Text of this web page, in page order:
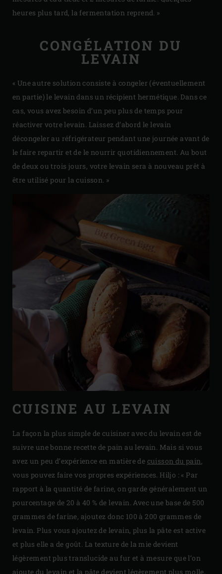
heures plus tard, la fermentation reprend. »
CONGÉLATION DU
LEVAIN
« Une autre solution consiste à congeler (éventuellement
en partie) le levain dans un récipient hermétique. Dans ce
cas, vous avez besoin d’un peu plus de temps pour
réactiver votre levain. Laissez d’abord le levain
décongeler au réfrigérateur pendant une journée avant de
le faire repartir et de le nourrir quotidiennement. Au bout
de deux ou trois jours, votre levain sera à nouveau prêt à
être utilisé pour la cuisson. »
CUISINE AU LEVAIN
La façon la plus simple de cuisiner avec du levain est de
suivre une bonne recette de pain au levain. Mais si vous
avez un peu d’expérience en matière de cuisson du pain,
vous pouvez faire vos propres expériences. Hiljo : « Par
rapport à la quantité de farine, on garde généralement un
pourcentage de 20 à 40 % de levain. Avec une base de 500
grammes de farine, ajoutez donc 100 à 200 grammes de
levain. Plus vous ajoutez de levain, plus la pâte est active
et plus elle a de goût. La texture de la mie devient
légèrement plus translucide au fur et à mesure que l’on
ajoute du levain et la pâte devient légèrement plus molle,